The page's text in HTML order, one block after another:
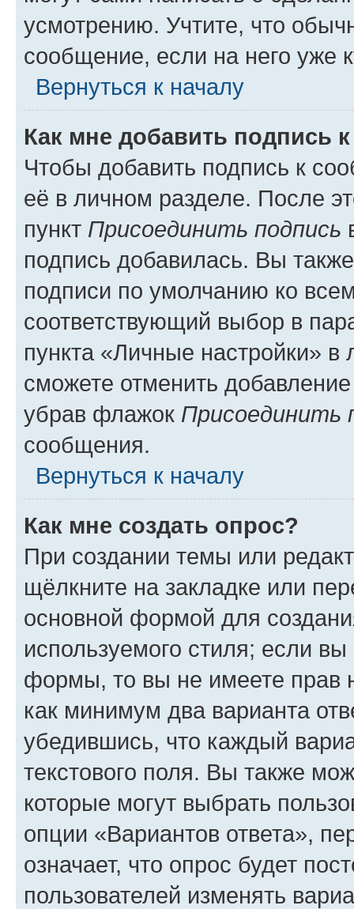
усмотрению. Учтите, что
сообщение, если на него уже
Вернуться к началу
Как мне добавить подпись
Чтобы добавить подпись к
её в личном разделе. После
пункт Присоединить подпись
подпись добавилась. Вы
подписи по умолчанию ко
соответствующий выбор в
пункта «Личные настройки»
сможете отменить
убрав флажок Присоединить
сообщения.
Вернуться к началу
Как мне создать опрос?
При создании темы или
щёлкните на закладке или
основной формой для
используемого стиля; если
формы, то вы не имеете прав
как минимум два варианта
убедившись, что каждый
текстового поля. Вы также
которые могут выбрать
опции «Вариантов ответа»,
означает, что опрос будет
пользователей изменять